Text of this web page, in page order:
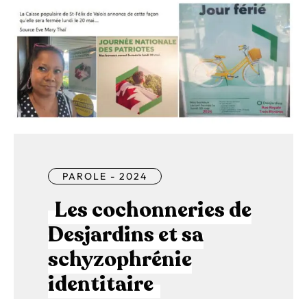
PAROLE - 2024
Les cochonneries de
Desjardins et sa
schyzophrénie
identitaire